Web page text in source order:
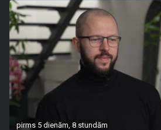
pirms 5 dienām, 8 stundām